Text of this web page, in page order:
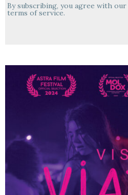
By subscribing, you agree with our
terms of service.